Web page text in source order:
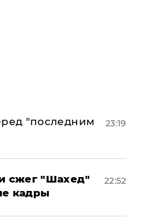
"последним
23:19
сжег "Шахед"
кадры
22:52